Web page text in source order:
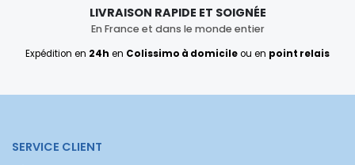
LIVRAISON RAPIDE ET SOIGNÉE
En France et dans le monde entier
Expédition en 24h en Colissimo à domicileou en point relais
SERVICE CLIENT